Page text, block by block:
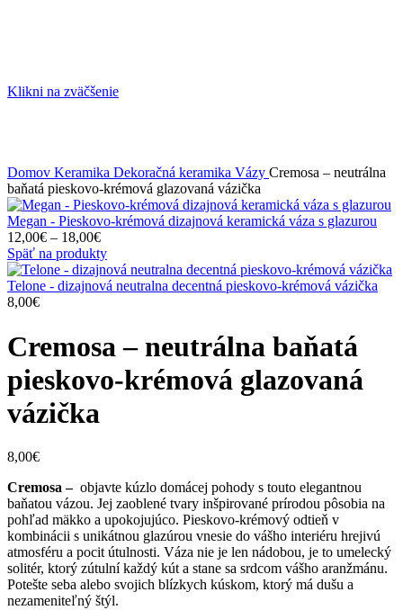
Klikni na zväčšenie
Domov Keramika Dekoračná keramika Vázy Cremosa – neutrálna
baňatá pieskovo-krémová glazovaná vázička
Megan - Pieskovo-krémová dizajnová keramická váza s glazurou
12,00€ – 18,00€Price
range:
12,00€
through
Späť na produkty
Telone - dizajnová neutralna decentná pieskovo-krémová vázička
8,00€
Cremosa – neutrálna baňatá
pieskovo-krémová glazovaná
vázička
8,00€
Cremosa – objavte kúzlo domácej pohody s touto elegantnou
baňatou vázou. Jej zaoblené tvary inšpirované prírodou pôsobia na
pohľad mäkko a upokojujúco. Pieskovo-krémový odtieň v
kombinácii s unikátnou glazúrou vnesie do vášho interiéru hrejivú
atmosféru a pocit útulnosti. Váza nie je len nádobou, je to umelecký
solitér, ktorý zútulní každý kút a stane sa srdcom vášho aranžmánu.
Potešte seba alebo svojich blízkych kúskom, ktorý má dušu a
nezameniteľný štýl.